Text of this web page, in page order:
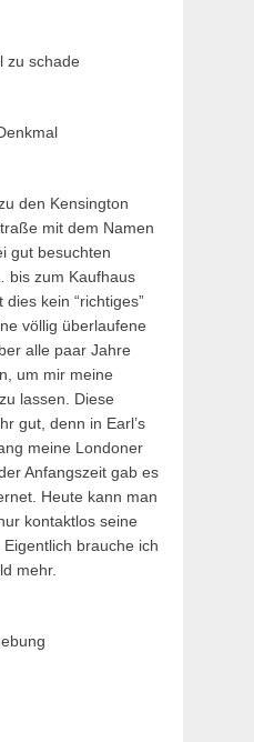
zu schade
den Kensington
mit dem Namen
gut besuchten
bis zum Kaufhaus
kein “richtiges”
völlig überlaufene
alle paar Jahre
um mir meine
lassen. Diese
gut, denn in Earl’s
meine Londoner
Anfangszeit gab es
Heute kann man
kontaktlos seine
brauche ich
mehr.